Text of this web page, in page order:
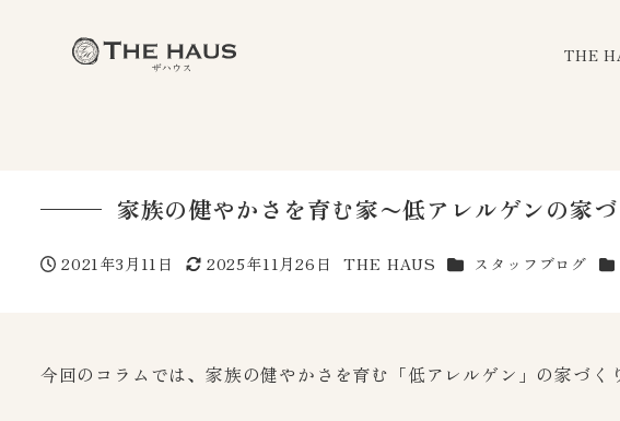
The HausTHE
家族の健やかさを育む家〜低アレルゲンの家
投稿日
2021年3月11日
更新日
2025年11月26日
著
THE HAUS カテゴリー
スタッフブログ カ
今回のコラムでは、家族の健やかさを育む「低アレルゲン」の家づく